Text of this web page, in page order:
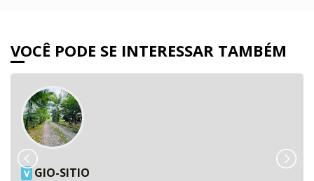
VOCÊ PODE SE INTERESSAR TAMBÉM
V GIO-SITIO